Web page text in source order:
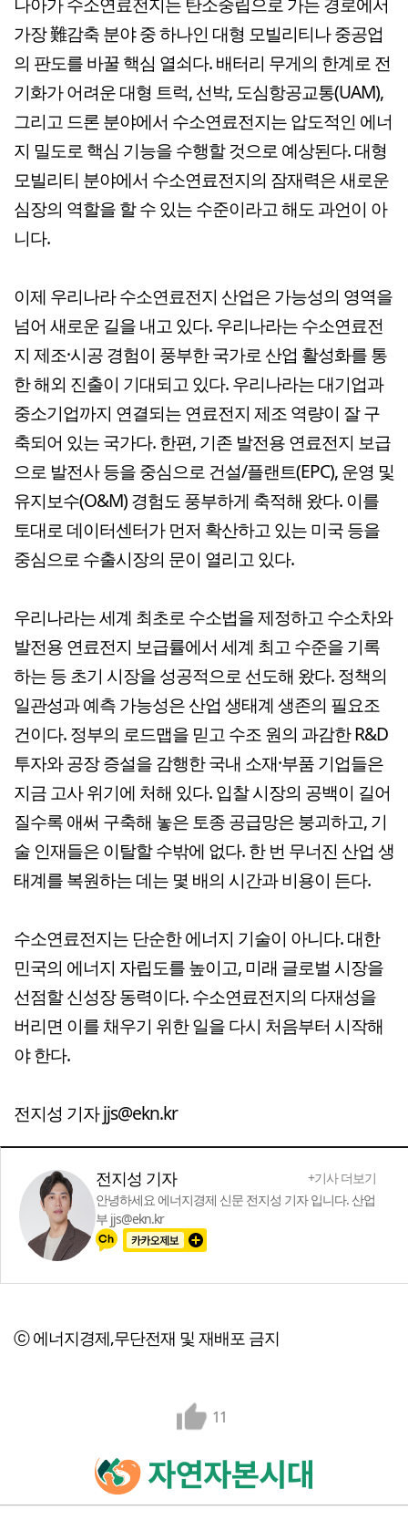
가장 難감축 분야 중 하나인 대형 모빌리티나 중공업
의 판도를 바꿀 핵심 열쇠다. 배터리 무게의 한계로 전
기화가 어려운 대형 트럭, 선박, 도심항공교통(UAM),
그리고 드론 분야에서 수소연료전지는 압도적인 에너
지 밀도로 핵심 기능을 수행할 것으로 예상된다. 대형
모빌리티 분야에서 수소연료전지의 잠재력은 새로운
심장의 역할을 할 수 있는 수준이라고 해도 과언이 아
니다.
이제 우리나라 수소연료전지 산업은 가능성의 영역을
넘어 새로운 길을 내고 있다. 우리나라는 수소연료전
지 제조·시공 경험이 풍부한 국가로 산업 활성화를 통
한 해외 진출이 기대되고 있다. 우리나라는 대기업과
중소기업까지 연결되는 연료전지 제조 역량이 잘 구
축되어 있는 국가다. 한편, 기존 발전용 연료전지 보급
으로 발전사 등을 중심으로 건설/플랜트(EPC), 운영 및
유지보수(O&M) 경험도 풍부하게 축적해 왔다. 이를
토대로 데이터센터가 먼저 확산하고 있는 미국 등을
중심으로 수출시장의 문이 열리고 있다.
우리나라는 세계 최초로 수소법을 제정하고 수소차와
발전용 연료전지 보급률에서 세계 최고 수준을 기록
하는 등 초기 시장을 성공적으로 선도해 왔다. 정책의
일관성과 예측 가능성은 산업 생태계 생존의 필요조
건이다. 정부의 로드맵을 믿고 수조 원의 과감한 R&D
투자와 공장 증설을 감행한 국내 소재·부품 기업들은
지금 고사 위기에 처해 있다. 입찰 시장의 공백이 길어
질수록 애써 구축해 놓은 토종 공급망은 붕괴하고, 기
술 인재들은 이탈할 수밖에 없다. 한 번 무너진 산업 생
태계를 복원하는 데는 몇 배의 시간과 비용이 든다.
수소연료전지는 단순한 에너지 기술이 아니다. 대한
민국의 에너지 자립도를 높이고, 미래 글로벌 시장을
선점할 신성장 동력이다. 수소연료전지의 다재성을
버리면 이를 채우기 위한 일을 다시 처음부터 시작해
야 한다.
전지성 기자 jjs@ekn.kr
전지성 기자
+기사 더보기
안녕하세요 에너지경제 신문 전지성 기자 입니다. 산업
부 jjs@ekn.kr
ⓒ 에너지경제,무단전재 및 재배포 금지
11